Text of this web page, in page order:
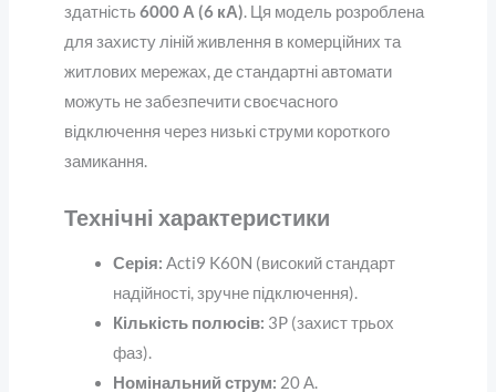
здатність 6000 А (6 кА). Ця модель розроблена
для захисту ліній живлення в комерційних та
житлових мережах, де стандартні автомати
можуть не забезпечити своєчасного
відключення через низькі струми короткого
замикання.
Технічні характеристики
Серія: Acti9 K60N (високий стандарт
надійності, зручне підключення).
Кількість полюсів: 3P (захист трьох
фаз).
Номінальний струм: 20 А.